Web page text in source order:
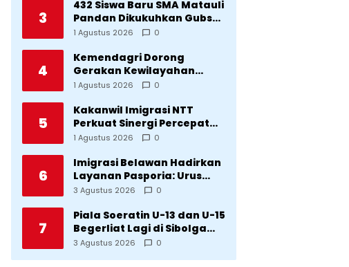
Bencana
3
432 Siswa Baru SMA Matauli
Pandan Dikukuhkan Gubsu:
32 Tahun Matauli Cetak
1 Agustus 2026 0
4
Kemendagri Dorong
Gerakan Kewilayahan
Lawan Tuberkulosis
1 Agustus 2026 0
5
Kakanwil Imigrasi NTT
Perkuat Sinergi Percepat
Pembentukan Kantor
1 Agustus 2026 0
6
Imigrasi Belawan Hadirkan
Layanan Pasporia: Urus
Paspor di Hari Libur
3 Agustus 2026 0
7
Piala Soeratin U-13 dan U-15
Begerliat Lagi di Sibolga
Setelah Stadion Horas
3 Agustus 2026 0